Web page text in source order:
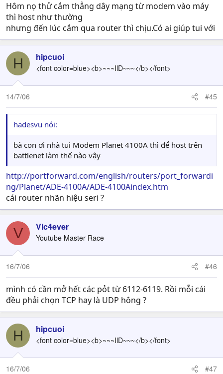
Hôm nọ thử cắm thẳng dây mạng từ modem vào máy
thì host như thường
nhưng đến lúc cắm qua router thì chịu.Có ai giúp tui với
H hipcuoi
<font color=blue><b>~~~IlD~~~</b></font>
14/7/06 #45
hadesvu nói:
bà con ơi nhà tui Modem Planet 4100A thì để host trên
battlenet làm thế nào vậy
http://portforward.com/english/routers/port_forwardi
ng/Planet/ADE-4100A/ADE-4100Aindex.htm
cái router nhãn hiệu seri ?
V Vic4ever
Youtube Master Race
16/7/06 #46
mình có cần mở hết các pỏt từ 6112-6119. Rồi mỗi cái
đều phải chọn TCP hay là UDP hông ?
H hipcuoi
<font color=blue><b>~~~IlD~~~</b></font>
16/7/06 #47